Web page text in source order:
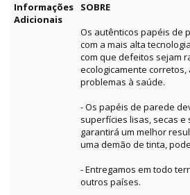
Informações
Adicionais
SOBRE
Os autênticos papéis de
com a mais alta
com que defeitos sejam
ecologicamente
problemas à saúde.
- Os papéis de parede
superfícies lisas, secas
garantirá um melhor
uma demão de tinta,
- Entregamos em todo
outros países.